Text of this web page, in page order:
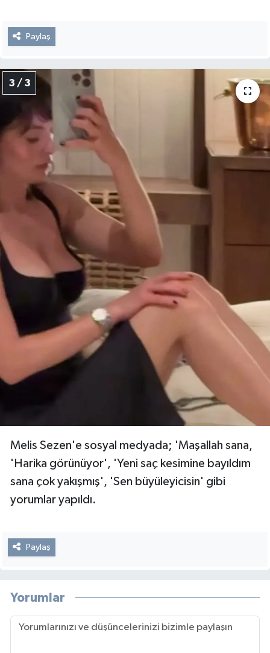
Paylaş
3 / 3
Melis Sezen'e sosyal medyada; 'Maşallah sana,
'Harika görünüyor', 'Yeni saç kesimine bayıldım
sana çok yakışmış', 'Sen büyüleyicisin' gibi
yorumlar yapıldı.
Paylaş
Yorumlar